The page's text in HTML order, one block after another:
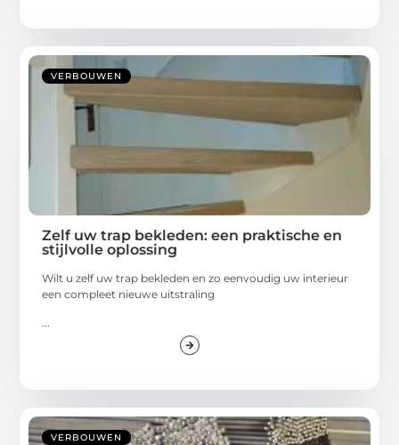
VERBOUWEN
Zelf uw trap bekleden: een praktische en
stijlvolle oplossing
Wilt u zelf uw trap bekleden en zo eenvoudig uw interieur
een compleet nieuwe uitstraling
...
VERBOUWEN